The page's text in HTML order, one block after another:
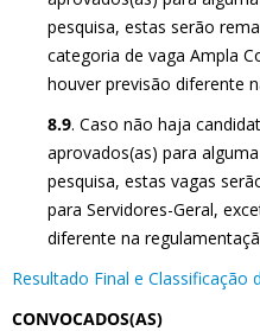
pesquisa, estas serão
categoria de vaga Ampla
houver previsão diferente
8.9. Caso não haja
aprovados(as) para
pesquisa, estas vagas
para Servidores-Geral,
diferente na
Resultado Final e Classificação
CONVOCADOS(AS)